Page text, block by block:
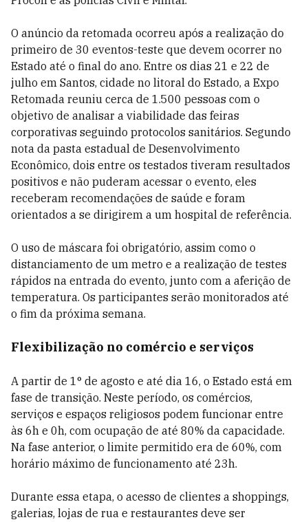
O anúncio da retomada ocorreu após a realização do
primeiro de 30 eventos-teste que devem ocorrer no
Estado até o final do ano. Entre os dias 21 e 22 de
julho em Santos, cidade no litoral do Estado, a Expo
Retomada reuniu cerca de 1.500 pessoas com o
objetivo de analisar a viabilidade das feiras
corporativas seguindo protocolos sanitários. Segundo
nota da pasta estadual de Desenvolvimento
Econômico, dois entre os testados tiveram resultados
positivos e não puderam acessar o evento, eles
receberam recomendações de saúde e foram
orientados a se dirigirem a um hospital de referência.
O uso de máscara foi obrigatório, assim como o
distanciamento de um metro e a realização de testes
rápidos na entrada do evento, junto com a aferição de
temperatura. Os participantes serão monitorados até
o fim da próxima semana.
Flexibilização no comércio e serviços
A partir de 1° de agosto e até dia 16, o Estado está em
fase de transição. Neste período, os comércios,
serviços e espaços religiosos podem funcionar entre
às 6h e 0h, com ocupação de até 80% da capacidade.
Na fase anterior, o limite permitido era de 60%, com
horário máximo de funcionamento até 23h.
Durante essa etapa, o acesso de clientes a shoppings,
galerias, lojas de rua e restaurantes deve ser